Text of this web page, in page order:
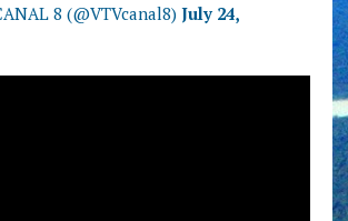
8 (@VTVcanal8) July 24,